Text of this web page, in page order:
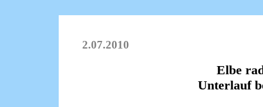
2.07.2010
Elbe
Unterlauf